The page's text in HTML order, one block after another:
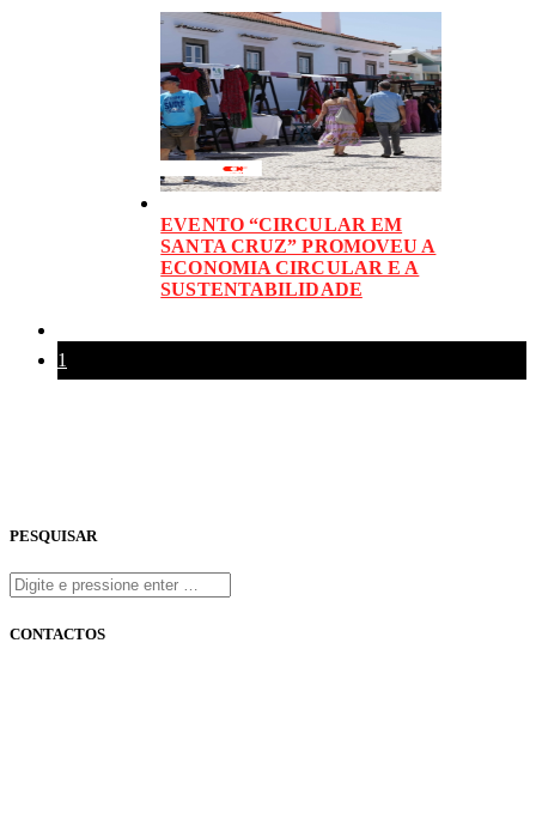
EVENTO “CIRCULAR EM
SANTA CRUZ” PROMOVEU A
ECONOMIA CIRCULAR E A
SUSTENTABILIDADE
1
PESQUISAR
CONTACTOS